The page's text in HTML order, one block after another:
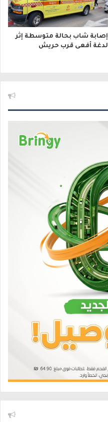
إصابة شاب بحالة متوسطة إثر
لدغة أفعى قرب حريش